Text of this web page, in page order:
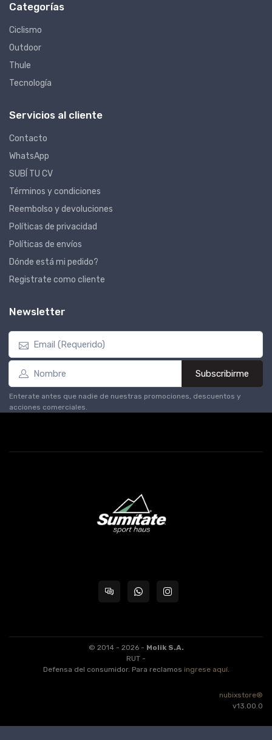
Categorías
Ciclismo
Outdoor
Thule
Tecnología
Servicios al cliente
Contacto
WhatsApp
SUBÍ TU CV
Términos y condiciones
Reembolso y devoluciones
Políticas de privacidad
Políticas de envíos
Dónde está mi pedido?
Registrate como cliente
Newsletter
Subscribirme
Enterate antes que nadie de nuestras promociones, descuentos y
acciones comerciales.
© 2014 - 2026 - Molik S.A.
RUT -
Defensa del consumidor. Para reclamos ingrese aquí.
nubixstore®
v13.00.0